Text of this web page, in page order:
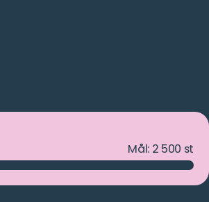
Mål: 2 500 st